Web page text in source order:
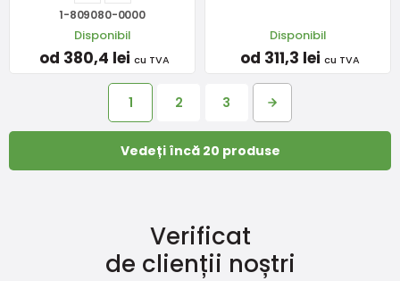
1-809080-0000
Disponibil
od 380,4 lei cu TVA
Disponibil
od 311,3 lei cu TVA
1 2 3
Vedeți încă 20 produse
Verificat
de clienții noștri